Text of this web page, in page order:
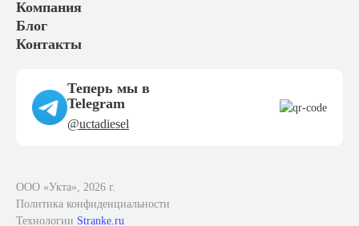
Компания
Блог
Контакты
Теперь мы в
Telegram
@uctadiesel
ООО «Укта», 2026 г.
Политика конфиденциальности
Технологии Stranke.ru